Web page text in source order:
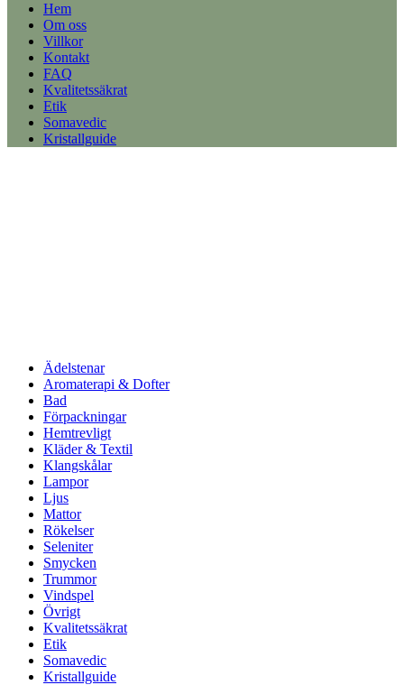
Hem
Om oss
Villkor
Kontakt
FAQ
Kvalitetssäkrat
Etik
Somavedic
Kristallguide
Ädelstenar
Aromaterapi & Dofter
Bad
Förpackningar
Hemtrevligt
Kläder & Textil
Klangskålar
Lampor
Ljus
Mattor
Rökelser
Seleniter
Smycken
Trummor
Vindspel
Övrigt
Kvalitetssäkrat
Etik
Somavedic
Kristallguide